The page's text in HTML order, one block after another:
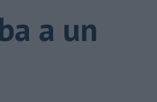
a un